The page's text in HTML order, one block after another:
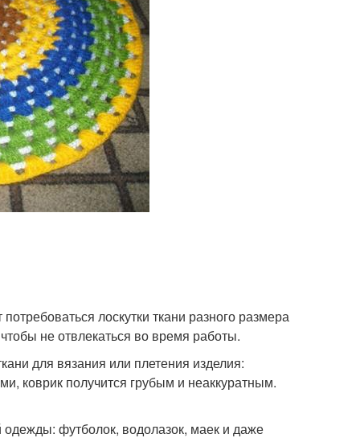
лоскутки ткани разного размера
не отвлекаться во время работы.
для вязания или плетения изделия:
коврик получится грубым и неаккуратным.
одежды: футболок, водолазок, маек и даже